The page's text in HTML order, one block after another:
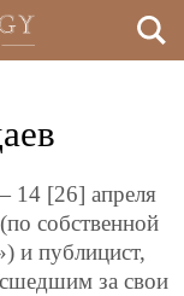
14 [26] апреля
собственной
и публицист,
за свои